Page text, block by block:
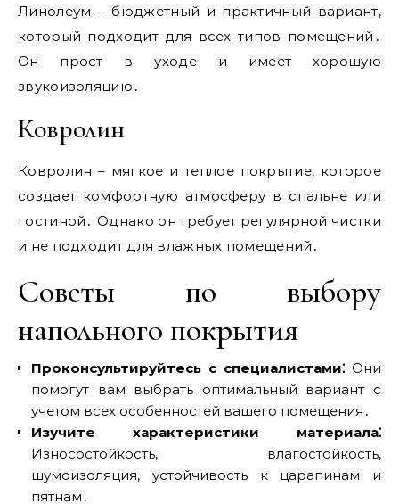
Линолеум – бюджетный и практичный вариант‚
который подходит для всех типов помещений․
Он прост в уходе и имеет хорошую
звукоизоляцию․
Ковролин
Ковролин – мягкое и теплое покрытие‚ которое
создает комфортную атмосферу в спальне или
гостиной․ Однако он требует регулярной чистки
и не подходит для влажных помещений․
Советы по выбору
напольного покрытия
Проконсультируйтесь с специалистами⁚Они
помогут вам выбрать оптимальный вариант с
учетом всех особенностей вашего помещения․
Изучите характеристики материала⁚
Износостойкость‚ влагостойкость‚
шумоизоляция‚ устойчивость к царапинам и
пятнам․